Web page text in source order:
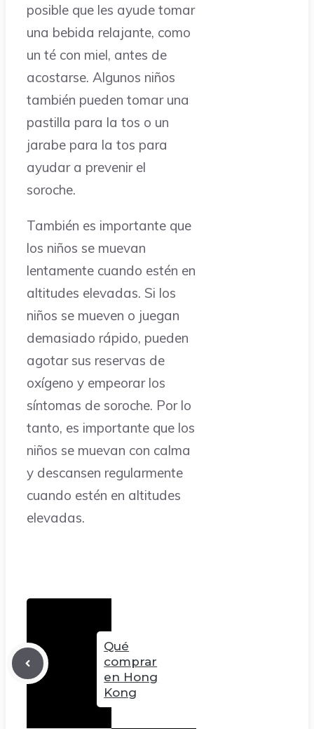
posible que les ayude tomar
una bebida relajante, como
un té con miel, antes de
acostarse. Algunos niños
también pueden tomar una
pastilla para la tos o un
jarabe para la tos para
ayudar a prevenir el
soroche.
También es importante que
los niños se muevan
lentamente cuando estén en
altitudes elevadas. Si los
niños se mueven o juegan
demasiado rápido, pueden
agotar sus reservas de
oxígeno y empeorar los
síntomas de soroche. Por lo
tanto, es importante que los
niños se muevan con calma
y descansen regularmente
cuando estén en altitudes
elevadas.
Qué
comprar
en Hong
Kong